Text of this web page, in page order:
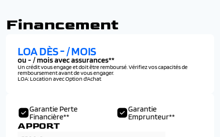
Financement
Garantie Perte
Financière**
Garantie
Emprunteur**
APPORT
LOA DÈS-/ MOIS
ou - / mois avec assurances**
Un crédit vous engage et doit être remboursé. Vérifiez vos capacités de
remboursement avant de vous engager.
LOA: Location avec Option d'Achat